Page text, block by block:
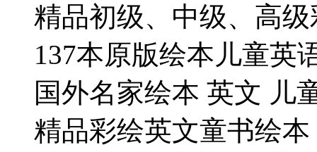
精品初级、中级、高
137本原版绘本儿童英
国外名家绘本 英文 儿
精品彩绘英文童书绘本